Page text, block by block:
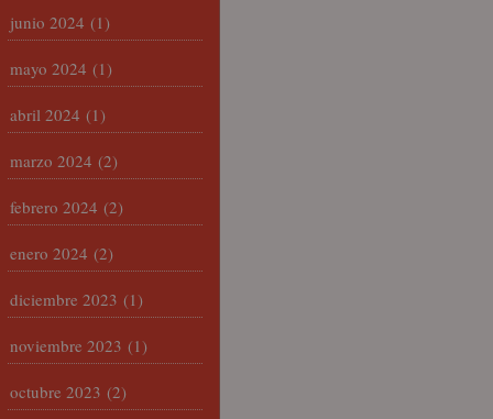
junio 2024 (1)
mayo 2024 (1)
abril 2024 (1)
marzo 2024 (2)
febrero 2024 (2)
enero 2024 (2)
diciembre 2023 (1)
noviembre 2023 (1)
octubre 2023 (2)